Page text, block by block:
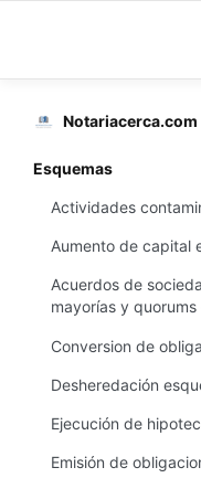
Notariacerca.com
Esquemas
Actividades
Aumento de capital
Acuerdos de
mayorías y quorums
Conversion de
Desheredación
Ejecución de
Emisión de